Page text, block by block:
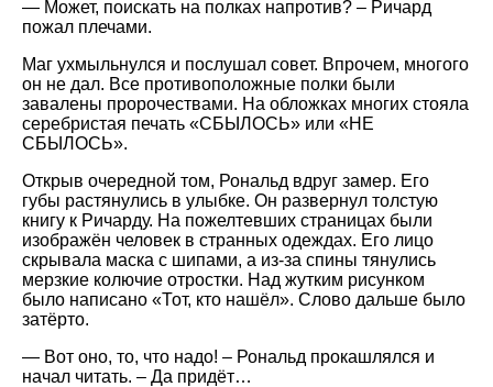
— Может, поискать на полках напротив? – Ричард
пожал плечами.
Маг ухмыльнулся и послушал совет. Впрочем, многого
он не дал. Все противоположные полки были
завалены пророчествами. На обложках многих стояла
серебристая печать «СБЫЛОСЬ» или «НЕ
СБЫЛОСЬ».
Открыв очередной том, Рональд вдруг замер. Его
губы растянулись в улыбке. Он развернул толстую
книгу к Ричарду. На пожелтевших страницах были
изображён человек в странных одеждах. Его лицо
скрывала маска с шипами, а из-за спины тянулись
мерзкие колючие отростки. Над жутким рисунком
было написано «Тот, кто нашёл». Слово дальше было
затёрто.
— Вот оно, то, что надо! – Рональд прокашлялся и
начал читать. – Да придёт…